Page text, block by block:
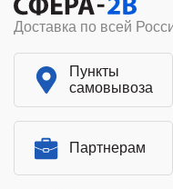
Доставка по всей
Пункты
самовывоза
Партнерам